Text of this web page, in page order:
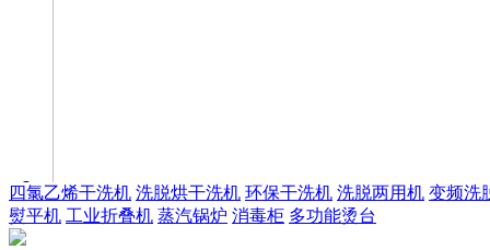
四氯乙烯干洗机 洗脱烘干洗机 环保干洗机 洗脱两用机 变频洗
熨平机 工业折叠机 蒸汽锅炉 消毒柜 多功能烫台